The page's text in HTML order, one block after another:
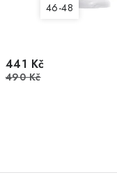
46-48
441 Kč
490 Kč